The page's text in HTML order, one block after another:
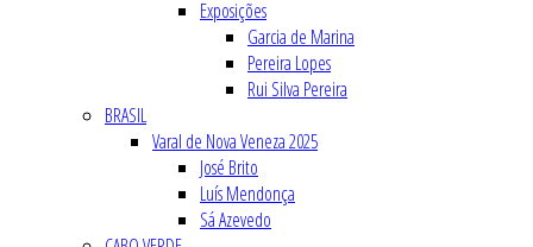
Exposições
Garcia de Marina
Pereira Lopes
Rui Silva Pereira
BRASIL
Varal de Nova Veneza 2025
José Brito
Luís Mendonça
Sá Azevedo